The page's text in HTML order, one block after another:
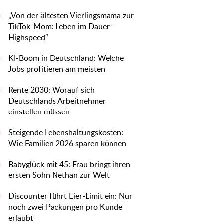
„Von der ältesten Vierlingsmama zur
TikTok-Mom: Leben im Dauer-
Highspeed“
KI-Boom in Deutschland: Welche
Jobs profitieren am meisten
Rente 2030: Worauf sich
Deutschlands Arbeitnehmer
einstellen müssen
Steigende Lebenshaltungskosten:
Wie Familien 2026 sparen können
Babyglück mit 45: Frau bringt ihren
ersten Sohn Nethan zur Welt
Discounter führt Eier-Limit ein: Nur
noch zwei Packungen pro Kunde
erlaubt